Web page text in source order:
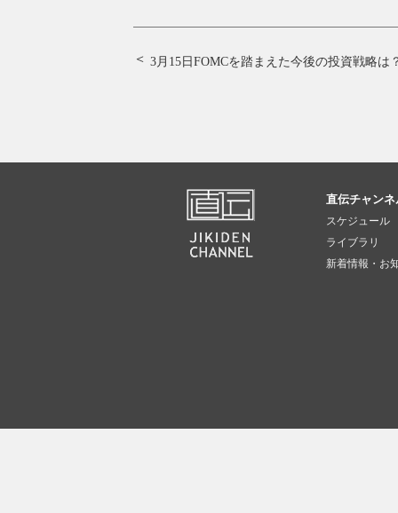
3月15日FOMCを踏まえた今後の投資戦略は
直伝チャン
スケジュール
ライブラリ
新着情報・お